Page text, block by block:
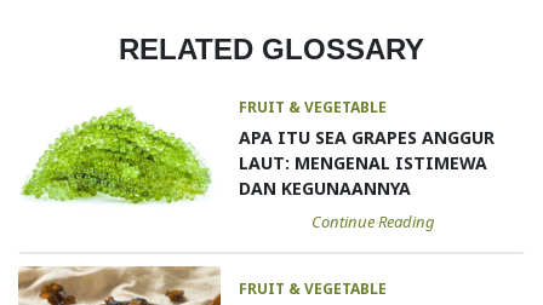
RELATED GLOSSARY
FRUIT & VEGETABLE
APA ITU SEA GRAPES ANGGUR
LAUT: MENGENAL ISTIMEWA
DAN KEGUNAANNYA
Continue Reading
FRUIT & VEGETABLE